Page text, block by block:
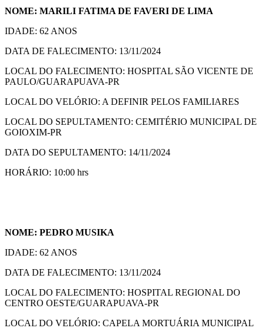
NOME: MARILI FATIMA DE FAVERI DE LIMA
IDADE: 62 ANOS
DATA DE FALECIMENTO: 13/11/2024
LOCAL DO FALECIMENTO: HOSPITAL SÃO VICENTE DE
PAULO/GUARAPUAVA-PR
LOCAL DO VELÓRIO: A DEFINIR PELOS FAMILIARES
LOCAL DO SEPULTAMENTO: CEMITÉRIO MUNICIPAL DE
GOIOXIM-PR
DATA DO SEPULTAMENTO: 14/11/2024
HORÁRIO: 10:00 hrs
NOME: PEDRO MUSIKA
IDADE: 62 ANOS
DATA DE FALECIMENTO: 13/11/2024
LOCAL DO FALECIMENTO: HOSPITAL REGIONAL DO
CENTRO OESTE/GUARAPUAVA-PR
LOCAL DO VELÓRIO: CAPELA MORTUÁRIA MUNICIPAL